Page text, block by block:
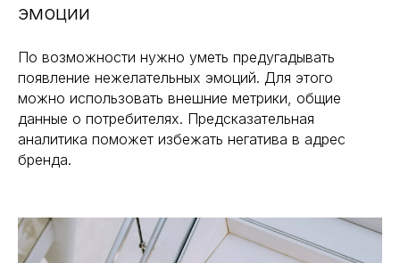
эмоции
По возможности нужно уметь предугадывать
появление нежелательных эмоций. Для этого
можно использовать внешние метрики, общие
данные о потребителях. Предсказательная
аналитика поможет избежать негатива в адрес
бренда.